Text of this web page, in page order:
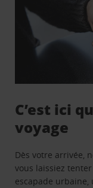
C’est ici
voyage
Dès votre arrivée,
vous laissiez
escapade